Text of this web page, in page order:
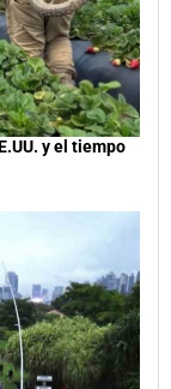
y el tiempo